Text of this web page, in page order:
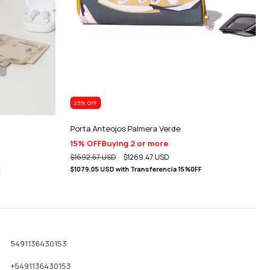
25% OFF
Porta Anteojos Palmera Verde
15% OFFBuying 2 or more
$1692.67 USD $1269.47 USD
$1079.05 USDwith Transferencia 15%0FF
5491136430153
+5491136430153